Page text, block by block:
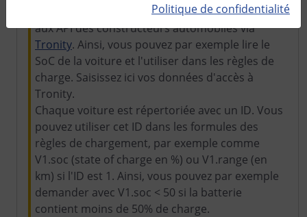
Le gestionnaire de charge cFos peut s'adresser
aux API des constructeurs automobiles via
Tronity. Ainsi, vous pouvez par exemple lire le
SoC de la voiture et l'utiliser dans les règles de
charge. Saisissez ici vos données d'accès à
Tronity.
Chaque voiture est répertoriée avec un ID. Vous
pouvez utiliser cet ID dans les formules des
règles de chargement, par exemple comme
V1.soc (state of charge en %) ou V1.range (en
km) si l'ID est 1. Ainsi, vous pouvez par exemple
demander avec V1.soc < 50 si la batterie
contient moins de 50% de charge.
Politique de confidentialité